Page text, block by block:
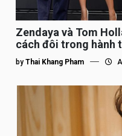
Zendaya và Tom
cách đôi trong hành
by Thai Khang Pham